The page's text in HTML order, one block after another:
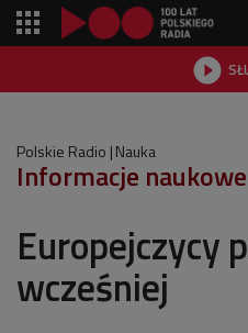

Polskie Radio Nauka
Informacje naukowe
Europejczycy
wcześniej